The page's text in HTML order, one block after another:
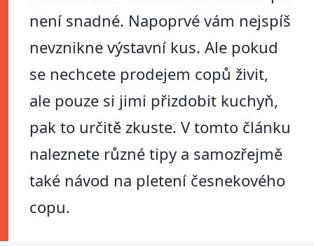
není snadné. Napoprvé vám nejspíš
nevznikne výstavní kus. Ale pokud
se nechcete prodejem copů živit,
ale pouze si jimi přizdobit kuchyň,
pak to určitě zkuste. V tomto článku
naleznete různé tipy a samozřejmě
také návod na pletení česnekového
copu.